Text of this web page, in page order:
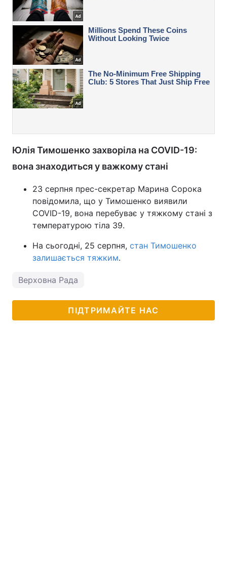
Юлія Тимошенко захворіла на COVID-19:
вона знаходиться у важкому стані
23 серпня прес-секретар Марина Сорока
повідомила, що у Тимошенко виявили
COVID-19, вона перебуває у тяжкому стані з
температурою тіла 39.
На сьогодні, 25 серпня, стан Тимошенко
залишається тяжким.
Верховна Рада
ПІДТРИМАЙТЕ НАС